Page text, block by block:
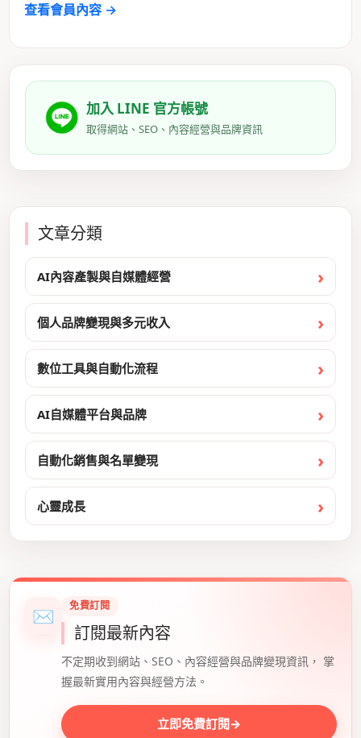
查看會員內容 →
加入 LINE 官方帳號
取得網站、SEO、內容經營與品牌資訊
文章分類
AI內容產製與自媒體經營
個人品牌變現與多元收入
數位工具與自動化流程
AI自媒體平台與品牌
自動化銷售與名單變現
心靈成長
✉ 免費訂閱
訂閱最新內容
不定期收到網站、SEO、內容經營與品牌變現資訊， 掌
握最新實用內容與經營方法。
立即免費訂閱→